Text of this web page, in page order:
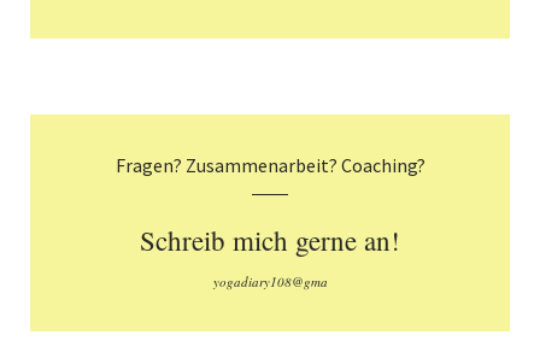
Fragen? Zusammenarbeit? Coaching?
Schreib mich gerne an!
yogadiary108@gma